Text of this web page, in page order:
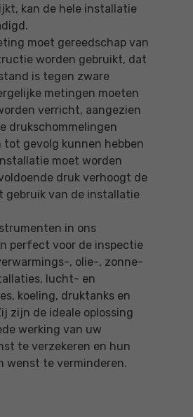
kan de hele installatie
moet gereedschap van
worden gebruikt, dat
is tegen zware
metingen moeten
verricht, aangezien
drukschommelingen
tot gevolg kunnen hebben
moet worden
druk verhoogt de
gebruik van de installatie
in ons
perfect voor de inspectie
, olie-, zonne-
lucht- en
koeling, druktanks en
zijn de ideale oplossing
werking van uw
te verzekeren en hun
wenst te verminderen.